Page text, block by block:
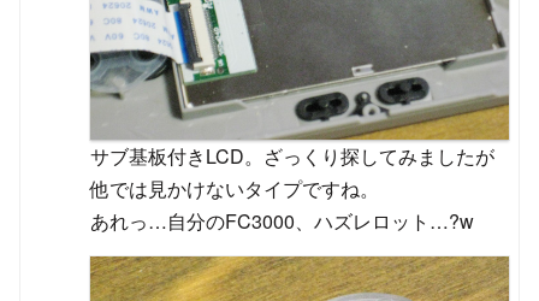
サブ基板付きLCD。ざっくり探してみましたが
他では見かけないタイプですね。
あれっ…自分のFC3000、ハズレロット…?w